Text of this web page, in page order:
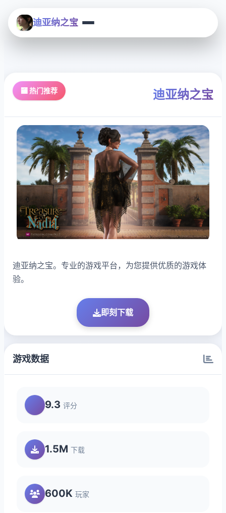
迪亚纳之宝
🏧 热门推荐 迪亚纳之宝
迪亚纳之宝。专业的游戏平台，为您提供优质的游戏体
验。
即刻下载
游戏数据
9.3 评分
1.5M 下载
600K 玩家